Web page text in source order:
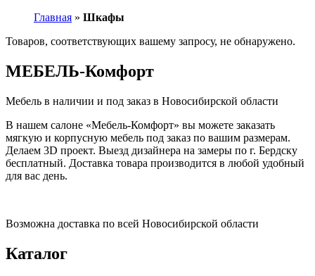
Главная » Шкафы
Товаров, соответствующих вашему запросу, не обнаружено.
МЕБЕЛЬ-Комфорт
Мебель в наличии и под заказ в Новосибирской области
В нашем салоне «Мебель-Комфорт» вы можете заказать
мягкую и корпусную мебель под заказ по вашим размерам.
Делаем 3D проект. Выезд дизайнера на замеры по г. Бердску
бесплатный. Доставка товара производится в любой удобный
для вас день.
Возможна доставка по всей Новосибирской области
Каталог